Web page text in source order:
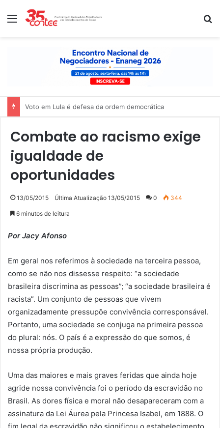
Menu
Nota de solidariedade ao povo venezuelano
Combate ao racismo exige
igualdade de
oportunidades
13/05/2015 Última Atualização 13/05/2015 0 344
6 minutos de leitura
Por Jacy Afonso
Em geral nos referimos à sociedade na terceira pessoa,
como se não nos dissesse respeito: “a sociedade
brasileira discrimina as pessoas”; “a sociedade brasileira é
racista”. Um conjunto de pessoas que vivem
organizadamente pressupõe convivência corresponsável.
Portanto, uma sociedade se conjuga na primeira pessoa
do plural: nós. O país é a expressão do que somos, é
nossa própria produção.
Uma das maiores e mais graves feridas que ainda hoje
agride nossa convivência foi o período da escravidão no
Brasil. As dores física e moral não desapareceram com a
assinatura da Lei Áurea pela Princesa Isabel, em 1888. O
fim legal da escravidão não significou o estabelecimento